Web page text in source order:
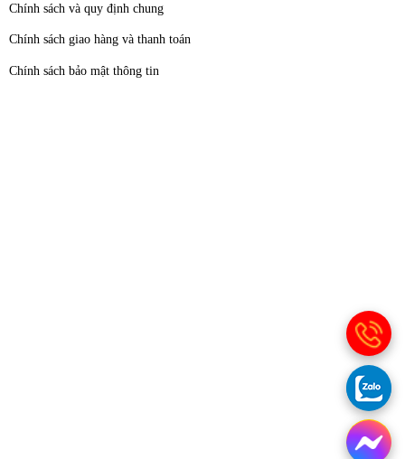
Chính sách và quy định chung
Chính sách giao hàng và thanh toán
Chính sách bảo mật thông tin